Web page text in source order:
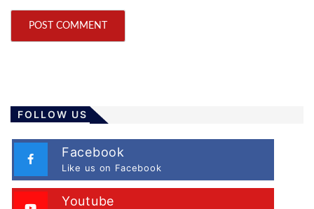
FOLLOW US
Facebook
Like us on Facebook
Youtube